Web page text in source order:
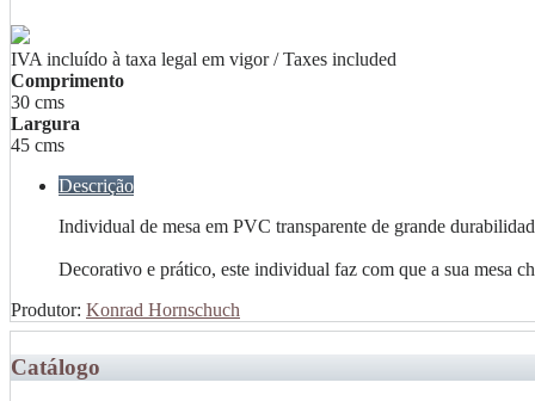
IVA incluído à taxa legal em vigor / Taxes included
Comprimento
30 cms
Largura
45 cms
Descrição
Individual de mesa em PVC transparente de grande
Decorativo e prático, este individual faz com que a sua mesa
Produtor: Konrad Hornschuch
Catálogo